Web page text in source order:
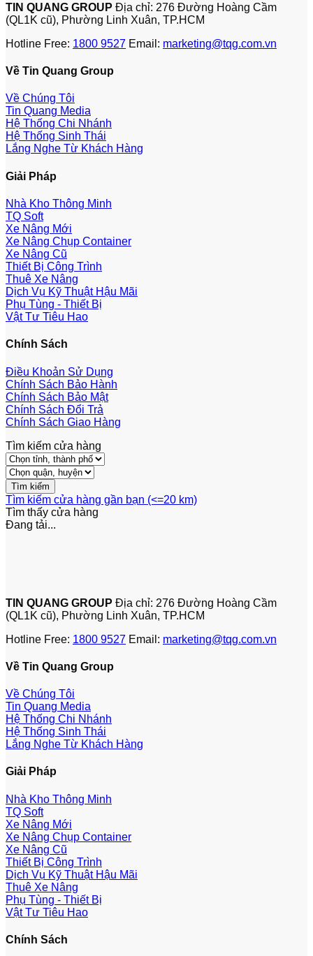
TIN QUANG GROUP Địa chỉ: 276 Đường Hoàng Cầm
(QL1K cũ), Phường Linh Xuân, TP.HCM
Hotline Free: 1800 9527 Email: marketing@tqg.com.vn
Về Tin Quang Group
Về Chúng Tôi
Tin Quang Media
Hệ Thống Chi Nhánh
Hệ Thống Sinh Thái
Lắng Nghe Từ Khách Hàng
Giải Pháp
Nhà Kho Thông Minh
TQ Soft
Xe Nâng Mới
Xe Nâng Chụp Container
Xe Nâng Cũ
Thiết Bị Công Trình
Thuê Xe Nâng
Dịch Vụ Kỹ Thuật Hậu Mãi
Phụ Tùng - Thiết Bị
Vật Tư Tiêu Hao
Chính Sách
Điều Khoản Sử Dụng
Chính Sách Bảo Hành
Chính Sách Bảo Mật
Chính Sách Đổi Trả
Chính Sách Giao Hàng
Tìm kiếm cửa hàng
Tìm kiếm cửa hàng gần bạn (<=20 km)
Tìm thấy cửa hàng
Đang tải...
TIN QUANG GROUP Địa chỉ: 276 Đường Hoàng Cầm
(QL1K cũ), Phường Linh Xuân, TP.HCM
Hotline Free: 1800 9527 Email: marketing@tqg.com.vn
Về Tin Quang Group
Về Chúng Tôi
Tin Quang Media
Hệ Thống Chi Nhánh
Hệ Thống Sinh Thái
Lắng Nghe Từ Khách Hàng
Giải Pháp
Nhà Kho Thông Minh
TQ Soft
Xe Nâng Mới
Xe Nâng Chụp Container
Xe Nâng Cũ
Thiết Bị Công Trình
Dịch Vụ Kỹ Thuật Hậu Mãi
Thuê Xe Nâng
Phụ Tùng - Thiết Bị
Vật Tư Tiêu Hao
Chính Sách